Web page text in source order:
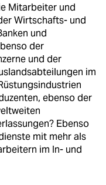
Mitarbeiter und
Wirtschafts- und
und
der
und der
im
ebenso der
Ebenso
mit mehr als
im In- und